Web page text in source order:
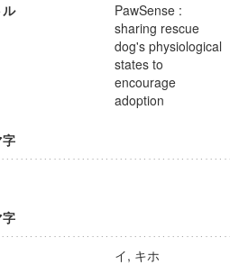
PawSense :
sharing rescue
dog's physiological
states to
encourage
adoption
字
字
イ, キホ